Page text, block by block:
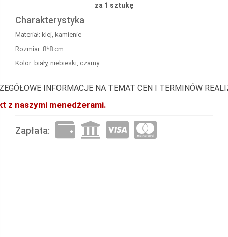
za 1 sztukę
Charakterystyka
Materiał: klej, kamienie
Rozmiar: 8*8 cm
Kolor: biały, niebieski, czarny
INFORMACJE NA TEMAT CEN I TERMINÓW
z naszymi menedżerami.
Zapłata: